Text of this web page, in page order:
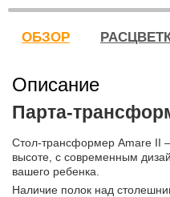
ОБЗОР
Описание
Парта-
Стол-трансформер Amare II
высоте, с современным
вашего ребенка.
Наличие полок над